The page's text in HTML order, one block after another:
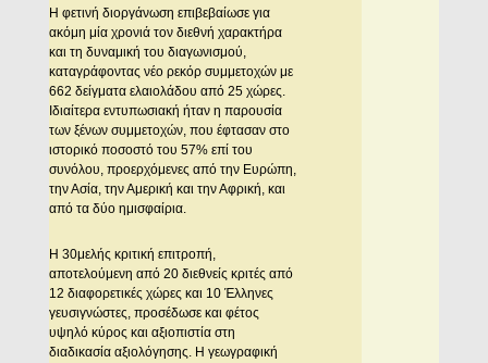
Η φετινή διοργάνωση επιβεβαίωσε για
ακόμη μία χρονιά τον διεθνή χαρακτήρα
και τη δυναμική του διαγωνισμού,
καταγράφοντας νέο ρεκόρ συμμετοχών με
662 δείγματα ελαιολάδου από 25 χώρες.
Ιδιαίτερα εντυπωσιακή ήταν η παρουσία
των ξένων συμμετοχών, που έφτασαν στο
ιστορικό ποσοστό του 57% επί του
συνόλου, προερχόμενες από την Ευρώπη,
την Ασία, την Αμερική και την Αφρική, και
από τα δύο ημισφαίρια.
Η 30μελής κριτική επιτροπή,
αποτελούμενη από 20 διεθνείς κριτές από
12 διαφορετικές χώρες και 10 Έλληνες
γευσιγνώστες, προσέδωσε και φέτος
υψηλό κύρος και αξιοπιστία στη
διαδικασία αξιολόγησης. Η γεωγραφική